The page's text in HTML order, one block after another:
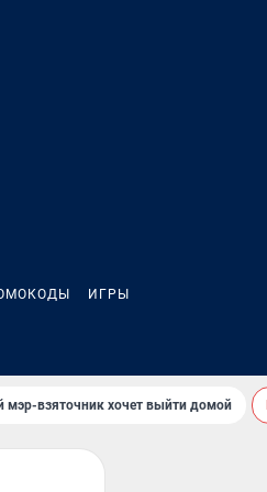
ИГРЫ
мэр-взяточник хочет выйти домой